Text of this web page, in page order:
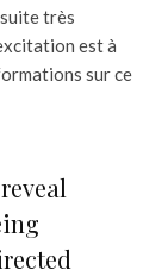
très
est à
sur ce